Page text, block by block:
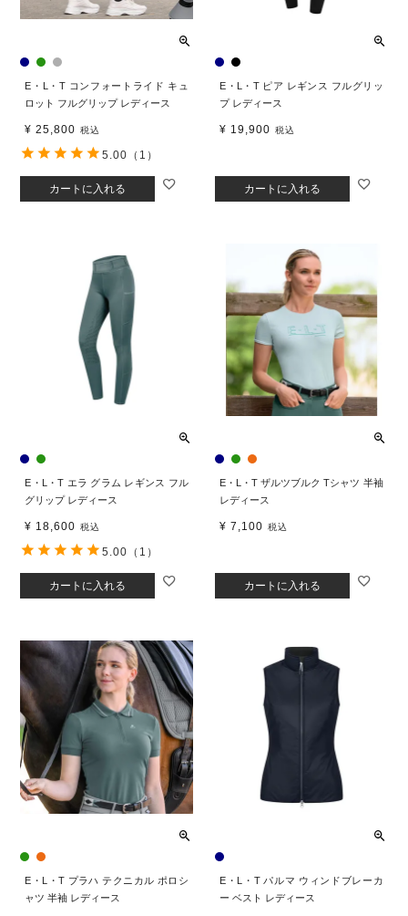
E・L・T コンフォートライド キュ
ロット フルグリップ レディース
¥ 25,800 税込
カートに入れる
5.00 （1）
E・L・T ピア レギンス フルグリッ
プ レディース
¥ 19,900 税込
カートに入れる
E・L・T エラ グラム レギンス フル
グリップ レディース
¥ 18,600 税込
カートに入れる
5.00 （1）
E・L・T ザルツブルク Tシャツ 半袖
レディース
¥ 7,100 税込
カートに入れる
E・L・T プラハ テクニカル ポロシ
ャツ 半袖 レディース
E・L・T パルマ ウィンドブレーカ
ー ベスト レディース